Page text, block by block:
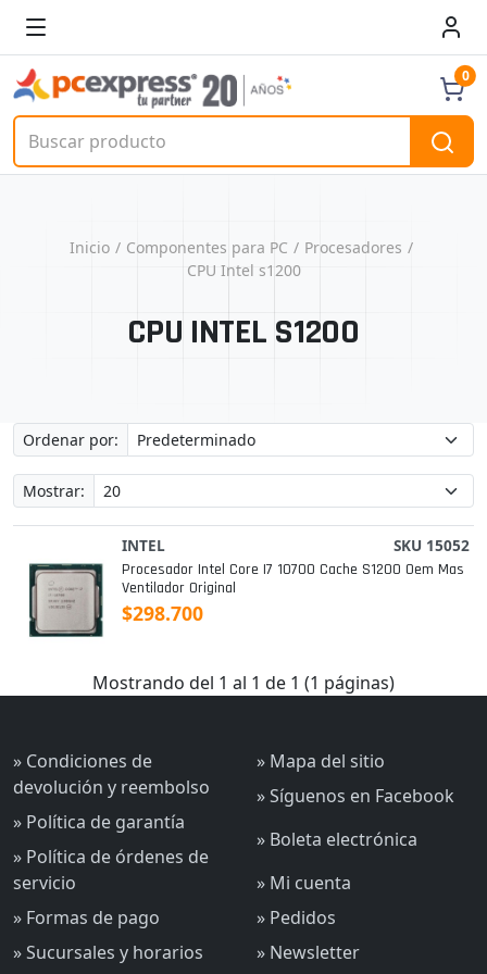
0
Inicio Componentes para PC
Procesadores
CPU Intel s1200
CPU INTEL S1200
Ordenar por:
Mostrar:
INTEL SKU 15052
Procesador Intel Core I7 10700 Cache S1200 Oem Mas
Ventilador Original
$298.700
Mostrando del 1 al 1 de 1 (1 páginas)
» Condiciones de
devolución y reembolso
» Política de garantía
» Política de órdenes de
servicio
» Formas de pago
» Sucursales y horarios
» Mapa del sitio
» Síguenos en Facebook
» Boleta electrónica
» Mi cuenta
» Pedidos
» Newsletter